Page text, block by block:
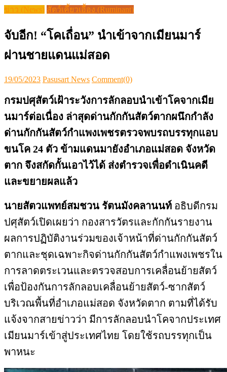
ข่าว (News) สัตว์เคี้ยวเอื้อง (Ruminant)
จับอีก! “โคเถื่อน” นำเข้าจากเมียนมาร์
ผ่านชายแดนแม่สอด
Posted
19/05/2023 Author
Pasusart News Comment(0)
กรมปศุสัตว์เฝ้าระวังการลักลอบนำเข้าโคจากเมีย
นมาร์ต่อเนื่อง ล่าสุดด่านกักกันสัตว์ตากผนึกกำลัง
ด่านกักกันสัตว์กำแพงเพชรตรวจพบรถบรรทุกแอบ
ขนโค 24 ตัว ข้ามแดนมายังอำเภอแม่สอด จังหวัด
ตาก จึงสกัดกั้นเอาไว้ได้ ส่งตำรวจเพื่อดำเนินคดี
และขยายผลแล้ว
นายสัตวแพทย์สมชวน รัตนมังคลานนท์ อธิบดีกรม
ปศุสัตว์เปิดเผยว่า กองสารวัตรและกักกันรายงาน
ผลการปฏิบัติงานร่วมของเจ้าหน้าที่ด่านกักกันสัตว์
ตากและชุดเฉพาะกิจด่านกักกันสัตว์กำแพงเพชรใน
การลาดตระเวนและตรวจสอบการเคลื่อนย้ายสัตว์
เพื่อป้องกันการลักลอบเคลื่อนย้ายสัตว์-ซากสัตว์
บริเวณพื้นที่อำเภอแม่สอด จังหวัดตาก ตามที่ได้รับ
แจ้งจากสายข่าวว่า มีการลักลอบนำโคจากประเทศ
เมียนมาร์เข้าสู่ประเทศไทย โดยใช้รถบรรทุกเป็น
พาหนะ